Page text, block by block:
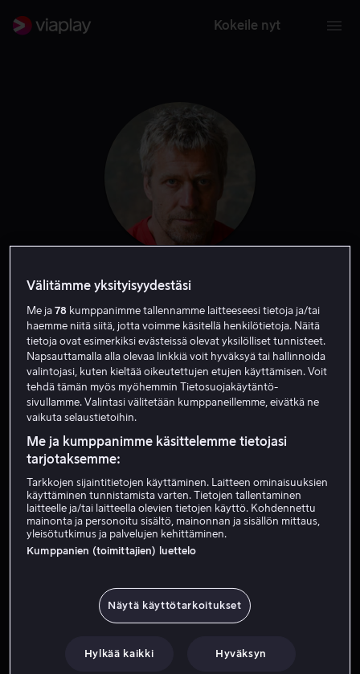
Kokeile nyt
Magnus Krepper
Näyttelijä
Alk. 4,99 € Alk. 4,99 €
Alk. 4,99 €
Välitämme yksityisyydestäsi
Me ja78 kumppanimme tallennamme laitteeseesi tietoja ja/tai
haemme niitä siitä, jotta voimme käsitellä henkilötietoja. Näitä
tietoja ovat esimerkiksi evästeissä olevat yksilölliset tunnisteet.
Napsauttamalla alla olevaa linkkiä voit hyväksyä tai hallinnoida
valintojasi, kuten kieltää oikeutettujen etujen käyttämisen. Voit
tehdä tämän myös myöhemmin Tietosuojakäytäntö-
sivullamme. Valintasi välitetään kumppaneillemme, eivätkä ne
vaikuta selaustietoihin.
Me ja kumppanimme käsittelemme tietojasi
tarjotaksemme:
Tarkkojen sijaintitietojen käyttäminen. Laitteen ominaisuuksien
käyttäminen tunnistamista varten. Tietojen tallentaminen
laitteelle ja/tai laitteella olevien tietojen käyttö. Kohdennettu
mainonta ja personoitu sisältö, mainonnan ja sisällön mittaus,
yleisötutkimus ja palvelujen kehittäminen.
Kumppanien (toimittajien) luettelo
Näytä käyttötarkoitukset
Hylkää kaikki Hyväksyn